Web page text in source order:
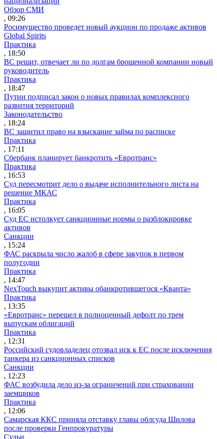
Обзор СМИ
, 09:26
Росимущество проведет новый аукцион по продаже активов
Global Spirits
Практика
, 18:50
ВС решит, отвечает ли по долгам брошенной компании новый
руководитель
Практика
, 18:47
Путин подписал закон о новых правилах комплексного
развития территорий
Законодательство
, 18:24
ВС защитил право на взыскание займа по расписке
Практика
, 17:11
Сбербанк планирует банкротить «Евротранс»
Практика
, 16:53
Суд пересмотрит дело о выдаче исполнительного листа на
решение МКАС
Практика
, 16:05
Суд ЕС истолкует санкционные нормы о разблокировке
активов
Санкции
, 15:24
ФАС раскрыла число жалоб в сфере закупок в первом
полугодии
Практика
, 14:47
NexTouch выкупит активы обанкротившегося «Кванта»
Практика
, 13:35
«Евротранс» перешел в полноценный дефолт по трем
выпускам облигаций
Практика
, 12:31
Российский судовладелец отозвал иск к ЕС после исключения
танкера из санкционных списков
Санкции
, 12:23
ФАС возбудила дело из-за ограничений при страховании
заемщиков
Практика
, 12:06
Самарская ККС приняла отставку главы облсуда Шилова
после проверки Генпрокуратуры
Судьи